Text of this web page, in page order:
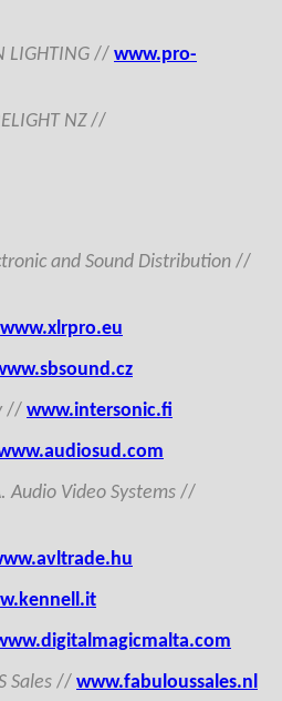
LIGHTING // www.pro-
NZ//
and Sound Distribution //
www.xlrpro.eu
// www.intersonic.fi
Audio Video Systems //
Sales // www.fabuloussales.nl